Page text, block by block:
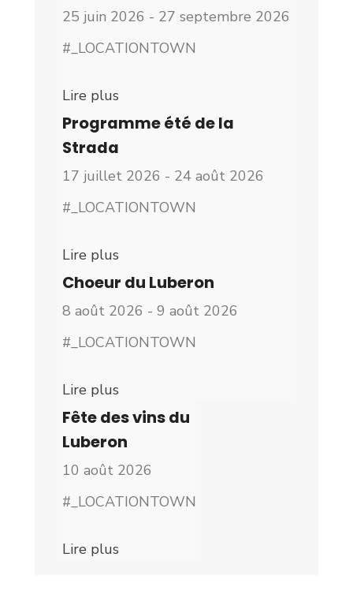
25 juin 2026 - 27 septembre 2026
#_LOCATIONTOWN
Lire plus
Programme été de la
Strada
17 juillet 2026 - 24 août 2026
#_LOCATIONTOWN
Lire plus
Choeur du Luberon
8 août 2026 - 9 août 2026
#_LOCATIONTOWN
Lire plus
Fête des vins du
Luberon
10 août 2026
#_LOCATIONTOWN
Lire plus